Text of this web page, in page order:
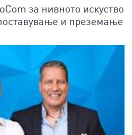
за нивното искуство
и преземање